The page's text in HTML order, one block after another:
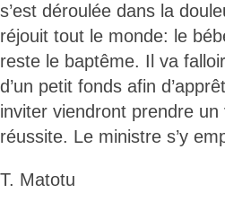
s’est déroulée dans la
réjouit tout le monde: le
reste le baptême. Il va
d’un petit fonds afin
inviter viendront prendre
réussite. Le ministre s’y
T. Matotu